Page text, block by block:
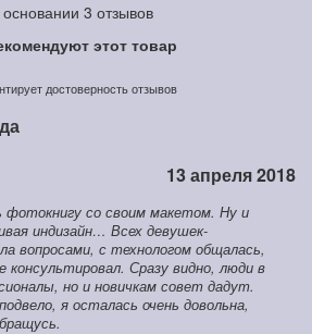
3 отзывов
этот товар
достоверность отзывов
13 апреля 2018
фотокнигу со своим макетом. Ну и
индизайн… Всех девушек-
вопросами, с технологом общалась,
консультировал. Сразу видно, люди в
но и новичкам совет дадут.
я осталась очень довольна,